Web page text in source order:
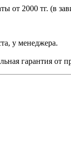
от 2000 тг. (в
у менеджера.
гарантия от